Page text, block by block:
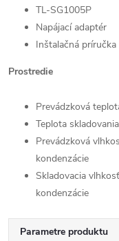
TL-SG1005P
Napájací adaptér
Inštalačná príručka
Prostredie
Prevádzková
Teplota
Prevádzková
kondenzácie
Skladovacia
kondenzácie
Parametre produktu